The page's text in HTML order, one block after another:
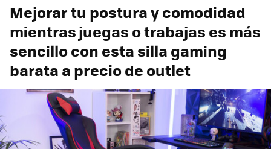
Mejorar tu postura y comodidad
mientras juegas o trabajas es más
sencillo con esta silla gaming
barata a precio de outlet